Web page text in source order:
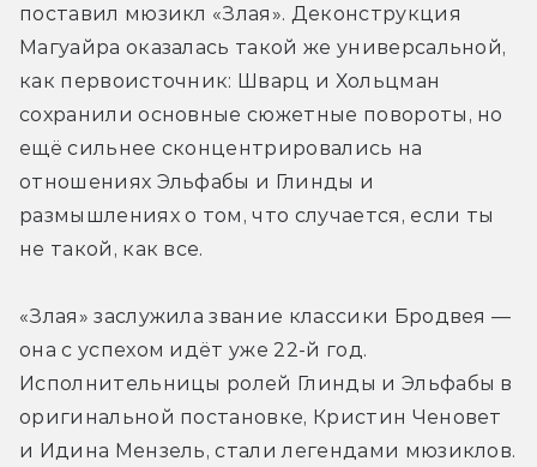
поставил мюзикл «Злая». Деконструкция
Магуайра оказалась такой же универсальной,
как первоисточник: Шварц и Хольцман
сохранили основные сюжетные повороты, но
ещё сильнее сконцентрировались на
отношениях Эльфабы и Глинды и
размышлениях о том, что случается, если ты
не такой, как все.
«Злая» заслужила звание классики Бродвея
она с успехом идёт уже 22-й год.
Исполнительницы ролей Глинды и Эльфабы в
оригинальной постановке, Кристин Ченовет
и Идина Мензель, стали легендами мюзиклов.